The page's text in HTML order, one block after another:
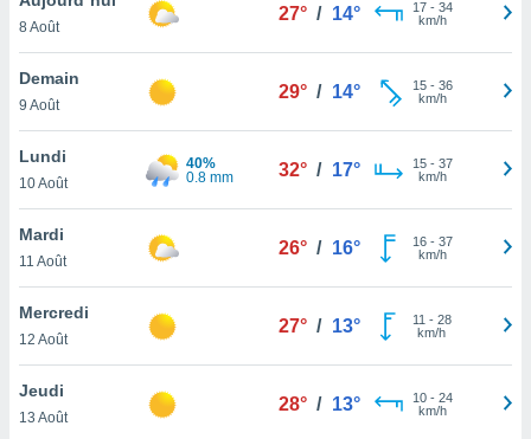
et
»,
au
vous
qu'ils
ou
le
ainsi
un
8 Août
27° / 14° 17- 34
km/h
Demain
9 Août
29° / 14° 15- 36
km/h
Lundi
10 Août
40%
0.8 mm
32° / 17° 15- 37
km/h
Mardi
11 Août
26° / 16° 16- 37
km/h
Mercredi
12 Août
27° / 13° 11 - 28
km/h
Jeudi
13 Août
28° / 13° 10- 24
km/h